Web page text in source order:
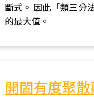
斷式。 因此「類三分
的最大值。
開闔有度聚